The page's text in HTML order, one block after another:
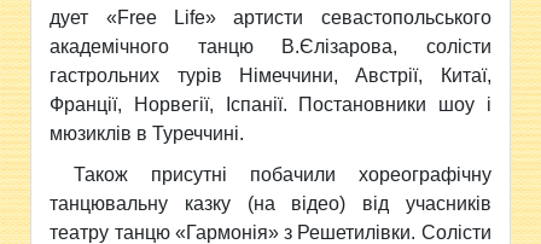
дует «Free Life» артисти севастопольського
академічного танцю В.Єлізарова, солісти
гастрольних турів Німеччини, Австрії, Китаї,
Франції, Норвегії, Іспанії. Постановники шоу і
мюзиклів в Туреччині.
Також присутні побачили хореографічну
танцювальну казку (на відео) від учасників
театру танцю «Гармонія» з Решетилівки. Солісти